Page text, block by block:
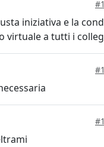
iniziativa e la
virtuale a tutti i